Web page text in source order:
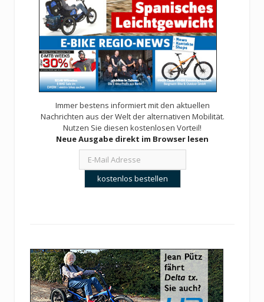
Immer bestens informiert mit den aktuellen
Nachrichten aus der Welt der alternativen Mobilität.
Nutzen Sie diesen kostenlosen Vorteil!
Neue Ausgabe direkt im Browser lesen